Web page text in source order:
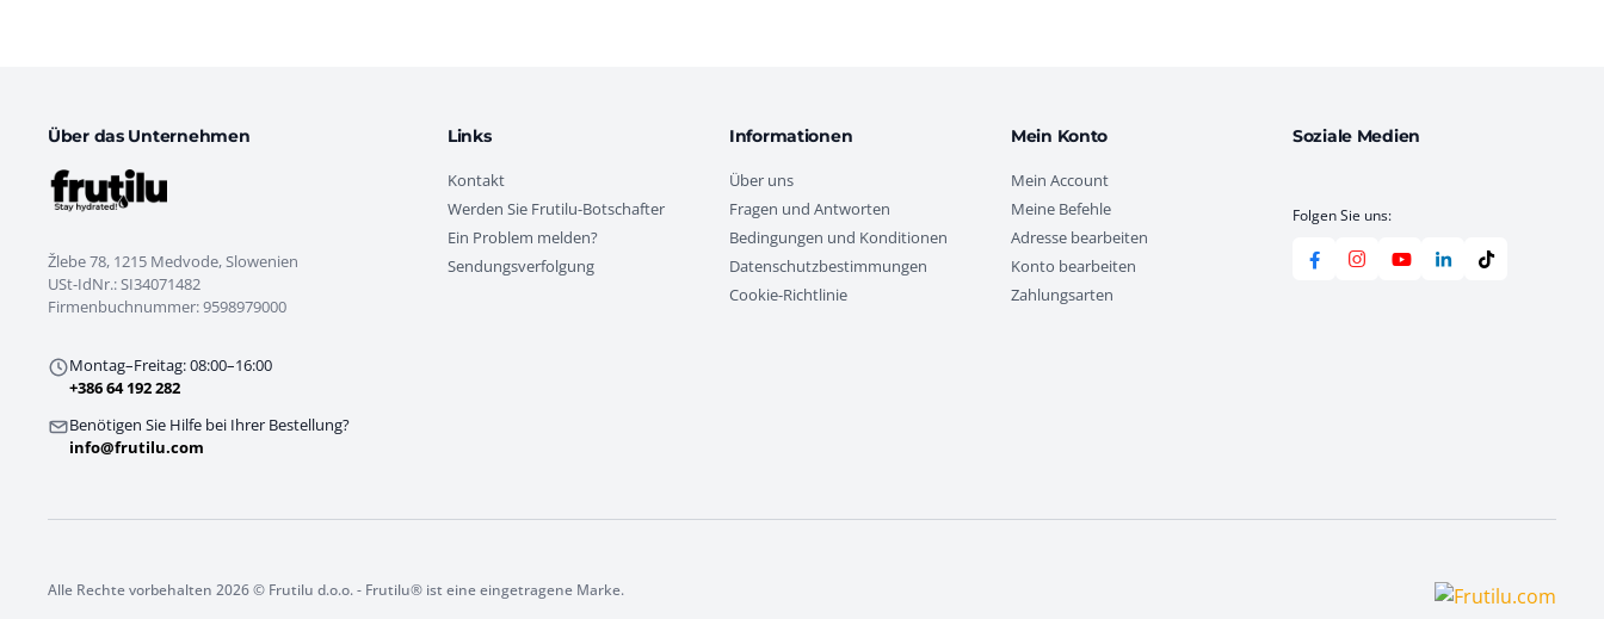
Über das Unternehmen
Žlebe 78, 1215 Medvode, Slowenien
USt-IdNr.: SI34071482
Firmenbuchnummer: 9598979000
Montag–Freitag: 08:00–16:00
+386 64 192 282
Benötigen Sie Hilfe bei Ihrer Bestellung?
info@frutilu.com
Links
Kontakt
Werden Sie Frutilu-Botschafter
Ein Problem melden?
Sendungsverfolgung
Informationen
Über uns
Fragen und Antworten
Bedingungen und Konditionen
Datenschutzbestimmungen
Cookie-Richtlinie
Mein Konto
Mein Account
Meine Befehle
Adresse bearbeiten
Konto bearbeiten
Zahlungsarten
Soziale Medien
Folgen Sie uns:
Alle Rechte vorbehalten 2026 © Frutilu d.o.o. - Frutilu® ist eine eingetragene Marke.